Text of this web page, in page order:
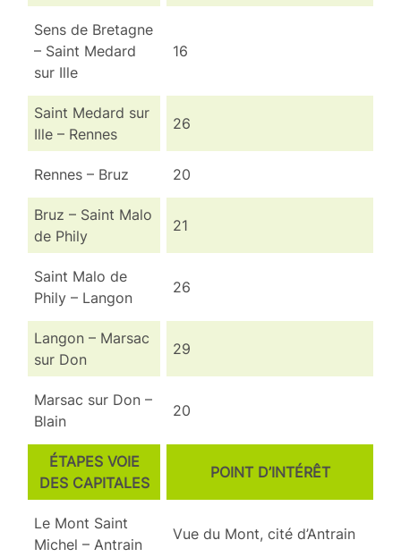
Sens de Bretagne
– Saint Medard
sur Ille
16
Saint Medard sur
Ille – Rennes
26
Rennes – Bruz 20
Bruz – Saint Malo
de Phily
21
Saint Malo de
Phily – Langon
26
Langon – Marsac
sur Don
29
Marsac sur Don –
Blain
20
ÉTAPES VOIE
DES CAPITALES
POINT D’INTÉRÊT
Le Mont Saint
Michel – Antrain
Vue du Mont, cité d’Antrain